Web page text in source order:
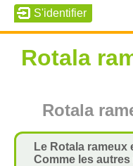
Rotala
Rotala
Le Rotala
Comme les